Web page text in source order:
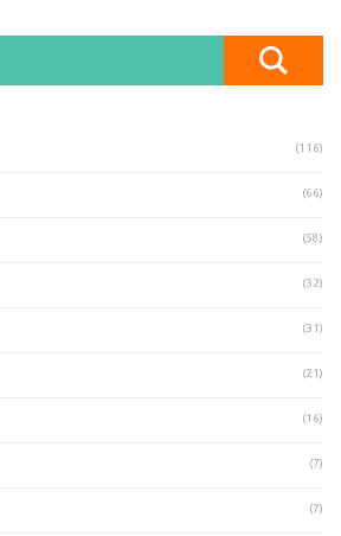
(116)
(66)
(58)
(32)
(31)
(21)
(16)
(7)
(7)